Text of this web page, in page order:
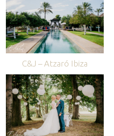
C&J – Atzaró Ibiza